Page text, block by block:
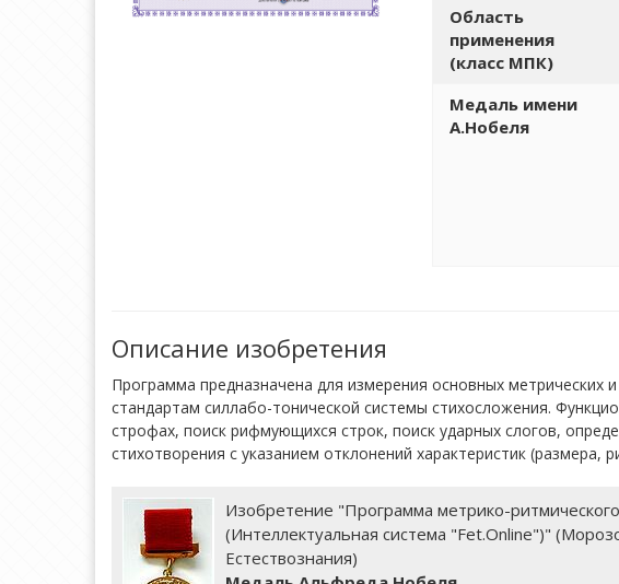
Область
применения
(класс МПК)
Медаль имени
А.Нобеля
Описание изобретения
Программа предназначена для измерения основных метрических
стандартам силлабо-тонической системы стихосложения.
строфах, поиск рифмующихся строк, поиск ударных слогов,
стихотворения с указанием отклонений характеристик
Изобретение "Программа метрико-
(Интеллектуальная система "Fet.Online")"
Естествознания)